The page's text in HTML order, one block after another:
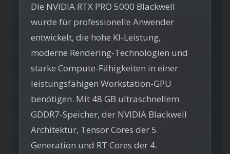
Die NVIDIA RTX PRO 5000 Blackwell
wurde für professionelle Anwender
entwickelt, die hohe KI-Leistung,
moderne Rendering-Technologien und
starke Compute-Fähigkeiten in einer
leistungsfähigen Workstation-GPU
benötigen. Mit 48 GB ultraschnellem
GDDR7-Speicher, der NVIDIA Blackwell
Architektur, Tensor Cores der 5.
Generation und RT Cores der 4.